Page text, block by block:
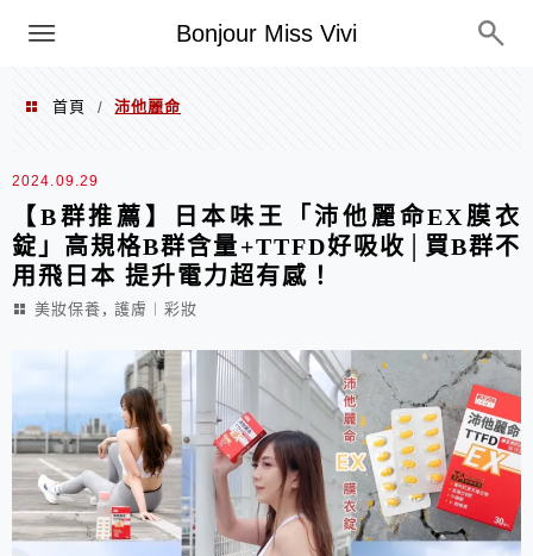
Bonjour Miss Vivi
選單
首頁 / 沛他麗命
沛他麗命
2024.09.29
【B群推薦】日本味王「沛他麗命EX膜衣
錠」高規格B群含量+TTFD好吸收│買B群不
用飛日本 提升電力超有感！
美妝保養 , 護膚︱彩妝